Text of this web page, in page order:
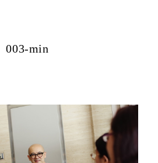
003-min